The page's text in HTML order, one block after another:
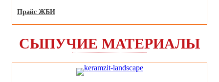
Прайс ЖБИ
СЫПУЧИЕ МАТЕРИАЛЫ